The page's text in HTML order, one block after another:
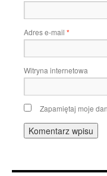
Adres e-mail *
Witryna internetowa
Zapamiętaj moje